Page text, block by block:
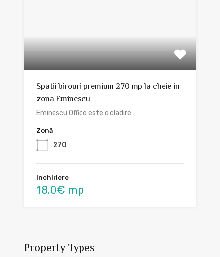
Spatii birouri premium 270 mp la cheie in
zona Eminescu
Eminescu Office este o cladire…
Zonă
270
Inchiriere
18.0€ mp
Property Types